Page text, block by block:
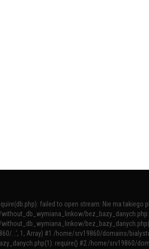
failed to open stream: Nie ma takiego
...', 1, Array) #1 /home/srv19860/domains/
require() #2 /home/srv19860/